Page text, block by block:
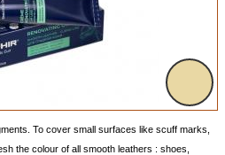
To cover small surfaces like scuff marks,
the colour of all smooth leathers : shoes,